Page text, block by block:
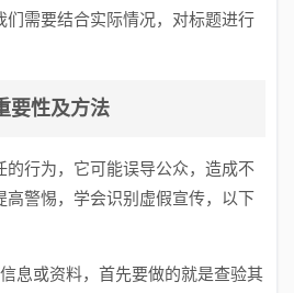
们需要结合实际情况，对标题进行
要性及方法
的行为，它可能误导公众，造成不
高警惕，学会识别虚假宣传，以下
息或资料，首先要做的就是查验其